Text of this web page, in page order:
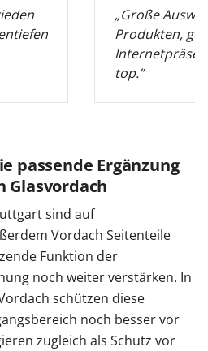
„Große
Produkten,
top.”
passende Ergänzung
sind auf
Vordach Seitenteile
Funktion der
noch weiter verstärken. In
schützen diese
noch besser vor
zugleich als Schutz vor